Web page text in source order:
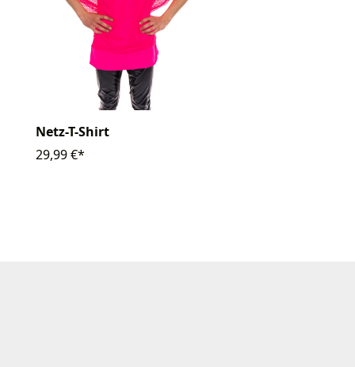
Netz-T-Shirt
29,99 €*